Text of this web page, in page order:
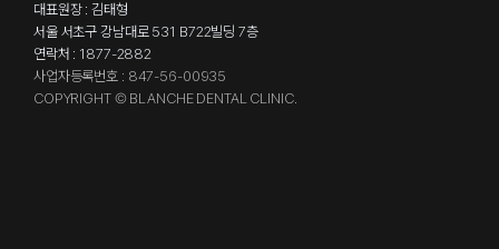
대표원장 : 김태형
서울 서초구 강남대로 531 B722빌딩 7층
연락처 : 1877-2882
사업자등록번호 : 847-56-00935
COPYRIGHT © BLANCHE DENTAL CLINIC.